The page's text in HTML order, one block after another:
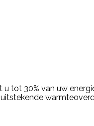
tot 30% van uw